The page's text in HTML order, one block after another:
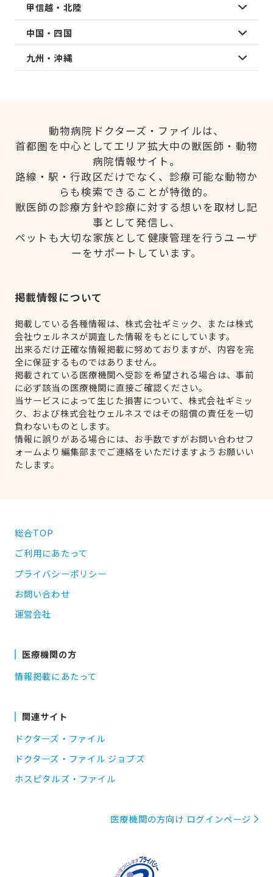
甲信越・北陸
中国・四国
九州・沖縄
動物病院ドクターズ・ファイルは、
首都圏を中心としてエリア拡大中の獣医師・動物
病院情報サイト。
路線・駅・行政区だけでなく、診療可能な動物か
らも検索できることが特徴的。
獣医師の診療方針や診療に対する想いを取材し記
事として発信し、
ペットも大切な家族として健康管理を行うユーザ
ーをサポートしています。
掲載情報について
掲載している各種情報は、株式会社ギミック、または株式
会社ウェルネスが調査した情報をもとにしています。
出来るだけ正確な情報掲載に努めておりますが、内容を完
全に保証するものではありません。
掲載されている医療機関へ受診を希望される場合は、事前
に必ず該当の医療機関に直接ご確認ください。
当サービスによって生じた損害について、株式会社ギミッ
ク、および株式会社ウェルネスではその賠償の責任を一切
負わないものとします。
情報に誤りがある場合には、お手数ですがお問い合わせフ
ォームより編集部までご連絡をいただけますようお願いい
たします。
総合TOP
ご利用にあたって
プライバシーポリシー
お問い合わせ
運営会社
医療機関の方
情報掲載にあたって
関連サイト
ドクターズ・ファイル
ドクターズ・ファイル ジョブズ
ホスピタルズ・ファイル
医療機関の方向け ログインページ